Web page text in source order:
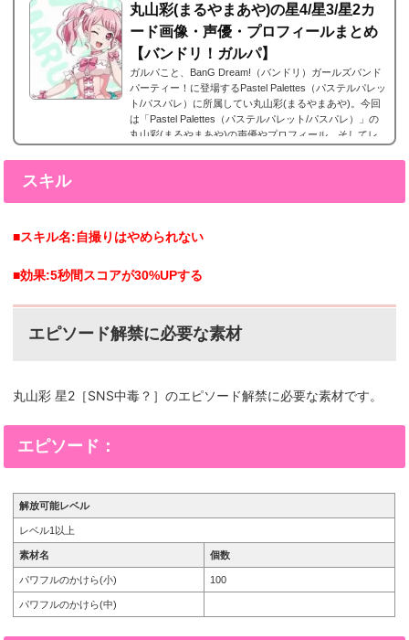
丸山彩(まるやまあや)の星4/星3/星2カ
ード画像・声優・プロフィールまとめ
【バンドリ！ガルパ】
ガルパこと、BanG Dream!（バンドリ）ガールズバンド
パーティー！に登場するPastel Palettes（パステルパレッ
ト/パスパレ）に所属してい丸山彩(まるやまあや)。今回
は「Pastel Palettes（パステルパレット/パスパレ）」の
丸山彩(まるやまあや)の声優やプロフィール、そしてレ
スキル
■スキル名:自撮りはやめられない
■効果:5秒間スコアが30%UPする
エピソード解禁に必要な素材
丸山彩星2［SNS中毒？ ］のエピソード解禁に必要な素材です。
エピソード：
解放可能レベル
レベル1以上
素材名 個数
パワフルのかけら(小) 100
パワフルのかけら(中)